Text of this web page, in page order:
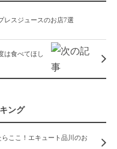
レスジュースのお店7選
は食べてほし
ング
ここ！エキュート品川のお